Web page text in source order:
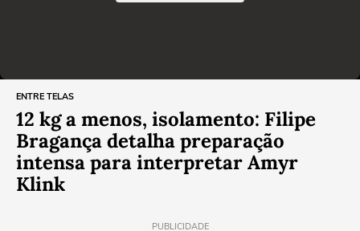
ENTRE TELAS
12 kg a menos, isolamento: Filipe
Bragança detalha preparação
intensa para interpretar Amyr
Klink
PUBLICIDADE